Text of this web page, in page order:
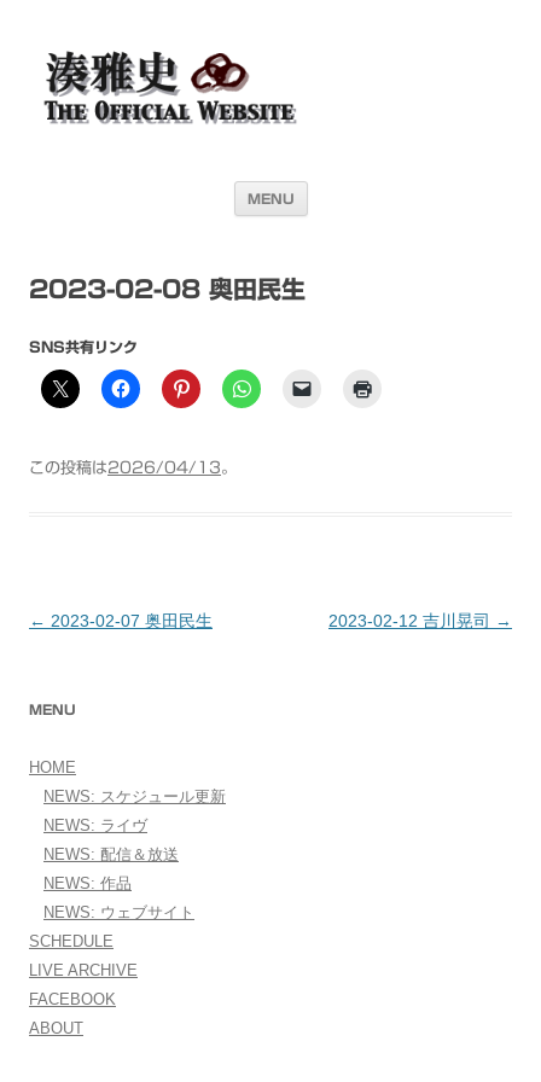
湊雅史オフィシャル・ウェブサイト＜
Masafumi Minato THE
OFFICIAL WEBSITE＞
ウェブサイトです
MENU
2023-02-08 奥田民生
SNS共有リンク
この投稿は2026/04/13。
投稿ナビゲーション
← 2023-02-07 奥田民生 2023-02-12 吉川晃司 →
MENU
HOME
NEWS: スケジュール更新
NEWS: ライヴ
NEWS: 配信＆放送
NEWS: 作品
NEWS: ウェブサイト
SCHEDULE
LIVE ARCHIVE
FACEBOOK
ABOUT